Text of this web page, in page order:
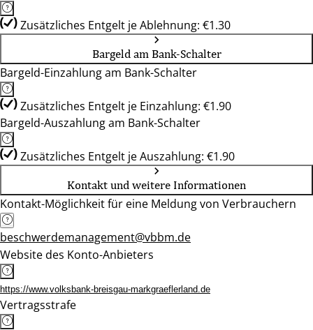
Zusätzliches Entgelt je Ablehnung: €1.30
Bargeld am Bank-Schalter
Bargeld-Einzahlung am Bank-Schalter
Zusätzliches Entgelt je Einzahlung: €1.90
Bargeld-Auszahlung am Bank-Schalter
Zusätzliches Entgelt je Auszahlung: €1.90
Kontakt und weitere Informationen
Kontakt-Möglichkeit für eine Meldung von Verbrauchern
beschwerdemanagement@vbbm.de
Website des Konto-Anbieters
https://www.volksbank-breisgau-markgraeflerland.de
Vertragsstrafe